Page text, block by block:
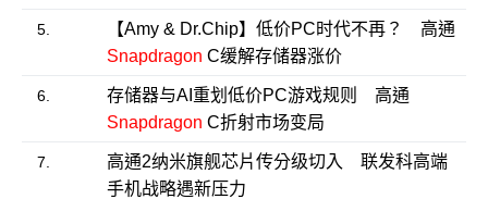
5.
【Amy & Dr.Chip】低价PC时代不再？ 高通
Snapdragon C缓解存储器涨价
6.
存储器与AI重划低价PC游戏规则 高通
Snapdragon C折射市场变局
7.
高通2纳米旗舰芯片传分级切入 联发科高端
手机战略遇新压力